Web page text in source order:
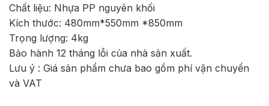
340.000₫.
Chất liệu: Nhựa PP nguyên khối
Kích thước: 480mm*550mm *850mm
Trọng lượng: 4kg
Bảo hành 12 tháng lỗi của nhà sản xuất.
Lưu ý : Giá sản phẩm chưa bao gồm phí vận chuyển
và VAT